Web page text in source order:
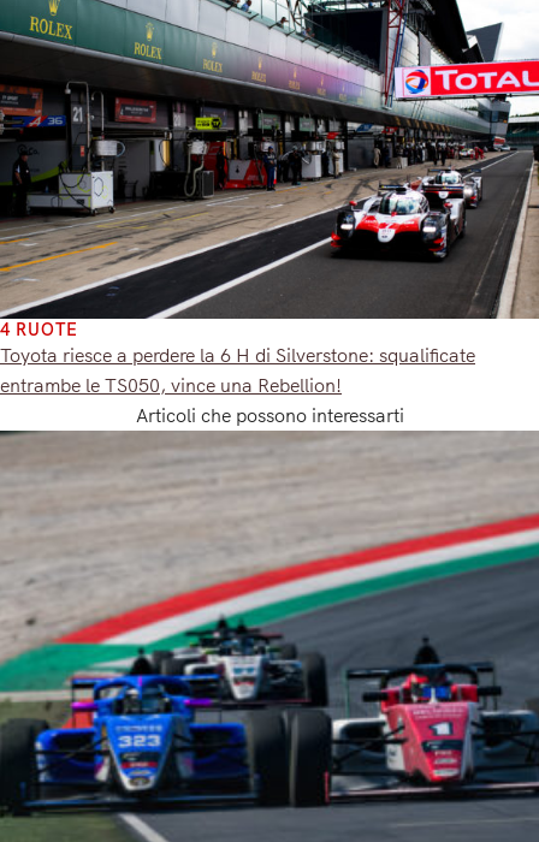
4 RUOTE
Toyota riesce a perdere la 6 H di Silverstone: squalificate
entrambe le TS050, vince una Rebellion!
Articoli che possono interessarti